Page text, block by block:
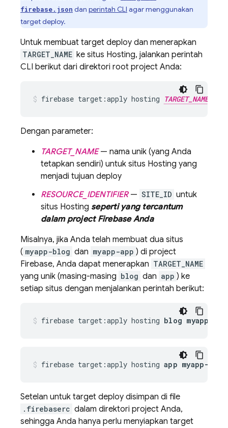
firebase.json dan perintah CLI agar menggunakan
target deploy.
Untuk membuat target deploy dan menerapkan
TARGET_NAME ke situs Hosting, jalankan perintah
CLI berikut dari direktori root project Anda:
firebase target:apply hosting TARGET_NAME
Dengan parameter:
TARGET_NAME— nama unik (yang Anda
tetapkan sendiri) untuk situs Hosting yang
menjadi tujuan deploy
RESOURCE_IDENTIFIER— SITE_ID untuk
situs Hosting seperti yang tercantum
dalam project Firebase Anda
Misalnya, jika Anda telah membuat dua situs
( myapp-blog dan myapp-app ) di project
Firebase, Anda dapat menerapkan TARGET_NAME
yang unik (masing-masing blog dan app ) ke
setiap situs dengan menjalankan perintah berikut:
firebase target:apply hosting blog myapp-
firebase target:apply hosting app myapp-app
Setelan untuk target deploy disimpan di file
.firebaserc dalam direktori project Anda,
sehingga Anda hanya perlu menyiapkan target